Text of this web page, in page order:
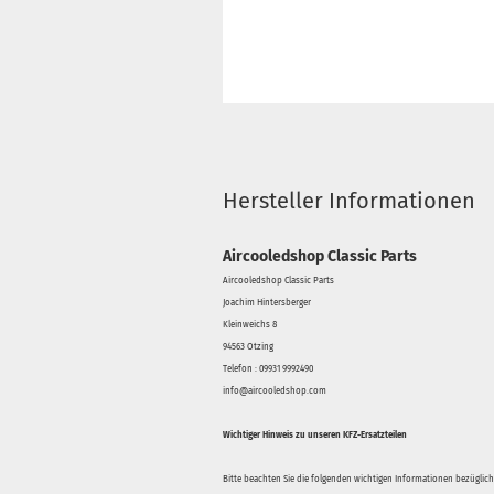
Hersteller Informationen
Aircooledshop Classic Parts
Aircooledshop Classic Parts
Joachim Hintersberger
Kleinweichs 8
94563 Otzing
Telefon : 09931 9992490
info@aircooledshop.com
Wichtiger Hinweis zu unseren KFZ-Ersatzteilen
Bitte beachten Sie die folgenden wichtigen Informationen bezüglich